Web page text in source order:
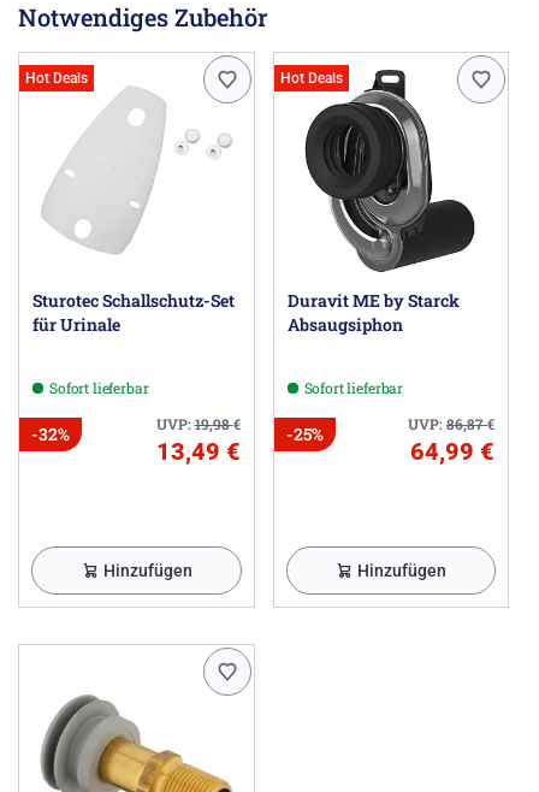
Notwendiges Zubehör
Hot Deals
Sturotec Schallschutz-Set
für Urinale
Sofort lieferbar
UVP:19,98€
-32%
13,49 €
Hinzufügen
Hot Deals
Duravit ME by Starck
Absaugsiphon
Sofort lieferbar
UVP:86,87€
-25%
64,99 €
Hinzufügen